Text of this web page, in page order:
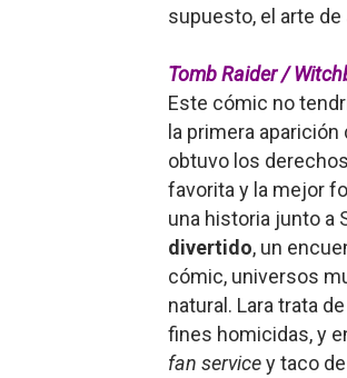
supuesto, el arte
Tomb Raider /
Este cómic no
la primera
obtuvo los
favorita y la mejor
una historia junto a
divertido, un
cómic, universos
natural. Lara trata
fines homicidas, y
fan servicey taco